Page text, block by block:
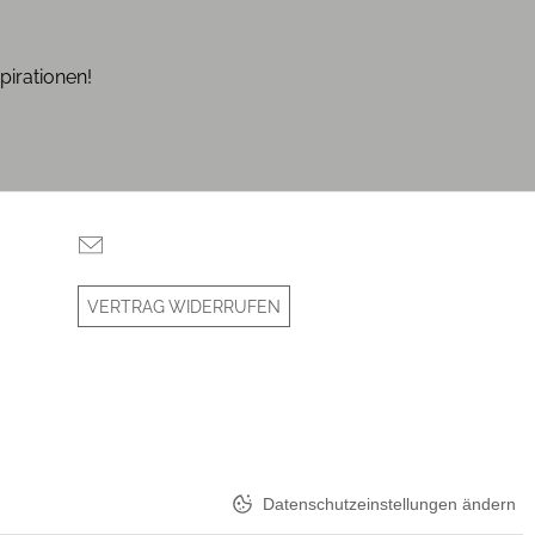
VERTRAG WIDERRUFEN
Datenschutzeinstellungen ändern